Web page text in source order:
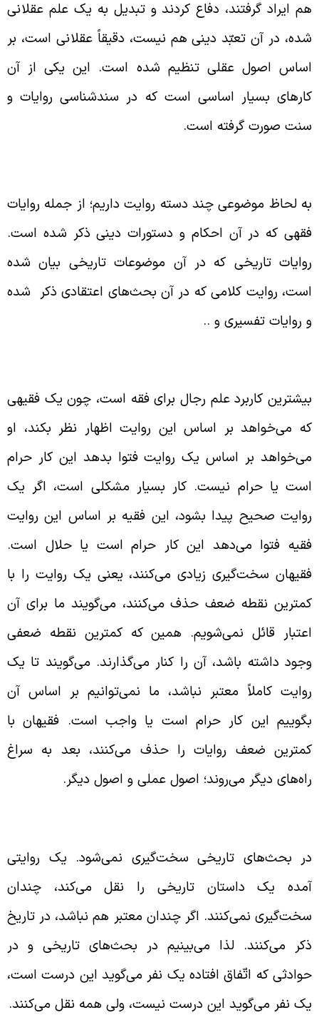
ایراد گرفتند، دفاع کردند و تبدیل به یک علم عقلانی
در آن تعبّد دینی هم نیست، دقیقاً عقلانی است، بر
اصول عقلی تنظیم شده است. این یکی از آن
بسیار اساسی است که در سندشناسی روایات و
صورت گرفته است.
لحاظ موضوعی چند دسته روایت داریم؛ از جمله روایات
که در آن احکام و دستورات دینی ذکر شده است.
تاریخی که در آن موضوعات تاریخی بیان شده
روایت کلامی که در آن بحث‌های اعتقادی ذکر شده
روایات تفسیری و ..
کاربرد علم رجال برای فقه است، چون یک فقیهی
می‌خواهد بر اساس این روایت اظهار نظر بکند، او
بر اساس یک روایت فتوا بدهد این کار حرام
یا حرام نیست. کار بسیار مشکلی است، اگر یک
صحیح پیدا بشود، این فقیه بر اساس این روایت
فتوا می‌دهد این کار حرام است یا حلال است.
سخت‌گیری زیادی می‌کنند، یعنی یک روایت را با
نقطه ضعف حذف می‌کنند، می‌گویند ما برای آن
قائل نمی‌شویم. همین که کمترین نقطه ضعفی
داشته باشد، آن را کنار می‌گذارند. می‌گویند تا یک
کاملاً معتبر نباشد، ما نمی‌توانیم بر اساس آن
این کار حرام است یا واجب است. فقیهان با
ضعف روایات را حذف می‌کنند، بعد به سراغ
دیگر می‌روند؛ اصول عملی و اصول دیگر.
بحث‌های تاریخی سخت‌گیری نمی‌شود. یک روایتی
یک داستان تاریخی را نقل می‌کند، چندان
نمی‌کنند. اگر چندان معتبر هم نباشد، در تاریخ
می‌کنند. لذا می‌بینیم در بحث‌های تاریخی و در
که اتّفاق افتاده یک نفر می‌گوید این درست است،
نفر می‌گوید این درست نیست، ولی همه نقل می‌کنند.